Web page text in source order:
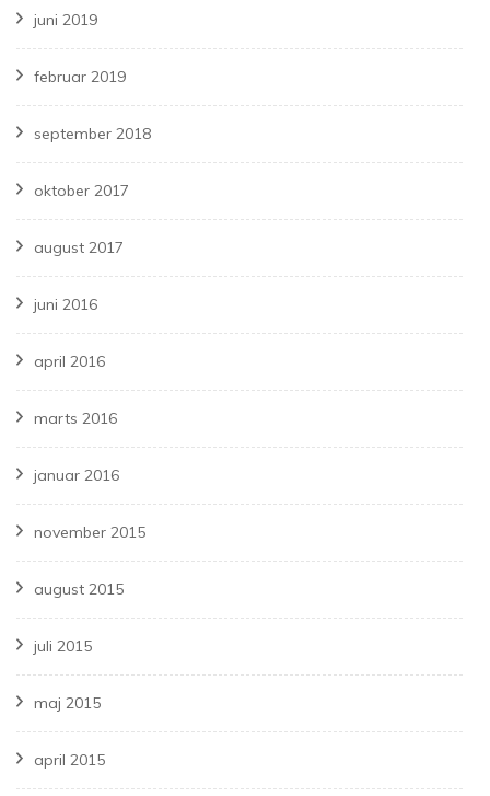
juni 2019
februar 2019
september 2018
oktober 2017
august 2017
juni 2016
april 2016
marts 2016
januar 2016
november 2015
august 2015
juli 2015
maj 2015
april 2015